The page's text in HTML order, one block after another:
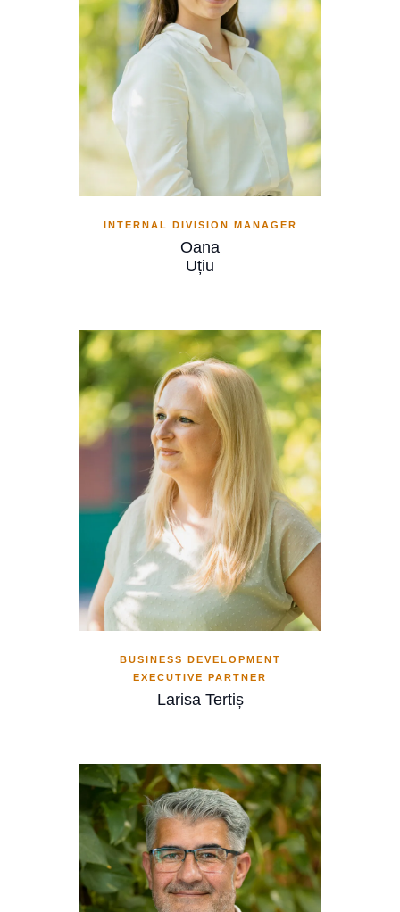
INTERNAL DIVISION MANAGER
Oana
Uțiu
BUSINESS DEVELOPMENT
EXECUTIVE PARTNER
Larisa Tertiș